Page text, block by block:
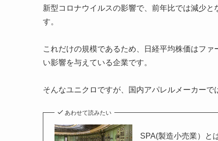
新型コロナウイルスの影響で、前年比では減少
す。
これだけの規模であるため、日経平均株価はフ
い影響を与えている企業です。
そんなユニクロですが、国内アパレルメーカーで
あわせて読みたい
SPA(製造小売業）と